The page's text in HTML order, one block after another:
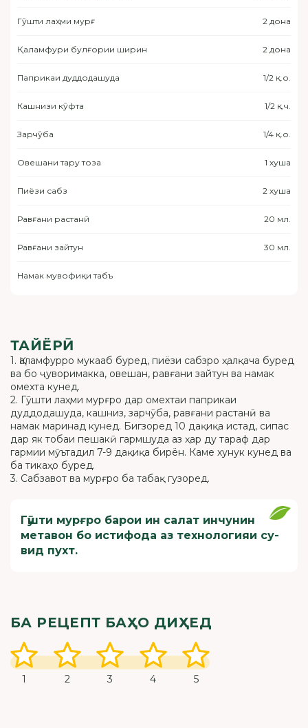
Гӯшти лаҳми мурғ 2 дона
Қаламфури булғории ширин 2 дона
Паприкаи дуддодашуда 1/2 қ.о.
Кашнизи кӯфта 1/2 қ.ч.
Зарчӯба 1/4 қ.о.
Овешани тару тоза 1 хуша
Пиёзи сабз 2 хуша
Равғани растанӣ 20 мл.
Равғани зайтун 30 мл.
Намак мувофиқи табъ
ТАЙЁРӢ
1. Қаламфурро мукааб буред, пиёзи сабзро ҳалқача буред
ва бо ҷуворимакка, овешан, равғани зайтун ва намак
омехта кунед.
2. Гӯшти лаҳми мурғро дар омехтаи паприкаи
дуддодашуда, кашниз, зарчӯба, равғани растанӣ ва
намак маринад кунед. Бигзоред 10 дақиқа истад, сипас
дар як тобаи пешакӣ гармшуда аз ҳар ду тараф дар
гармии мӯътадил 7-9 дақиқа бирён. Каме хунук кунед ва
ба тикаҳо буред.
3. Сабзавот ва мурғро ба табақ гузоред.
Гӯшти мурғро барои ин салат инчунин
метавон бо истифода аз технологияи су-
вид пухт.
БА РЕЦЕПТ БАҲО ДИҲЕД
1 2 3 4 5